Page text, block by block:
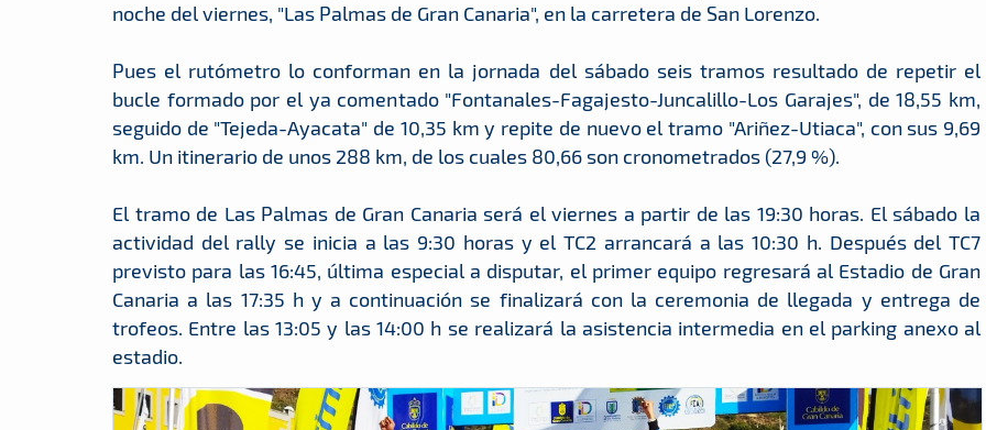
noche del viernes, "Las Palmas de Gran Canaria", en la carretera de San Lorenzo.
Pues el rutómetro lo conforman en la jornada del sábado seis tramos resultado de repetir el
bucle formado por el ya comentado "Fontanales-Fagajesto-Juncalillo-Los Garajes", de 18,55 km,
seguido de "Tejeda-Ayacata" de 10,35 km y repite de nuevo el tramo "Ariñez-Utiaca", con sus 9,69
km. Un itinerario de unos 288 km, de los cuales 80,66 son cronometrados (27,9 %).
El tramo de Las Palmas de Gran Canaria será el viernes a partir de las 19:30 horas. El sábado la
actividad del rally se inicia a las 9:30 horas y el TC2 arrancará a las 10:30 h. Después del TC7
previsto para las 16:45, última especial a disputar, el primer equipo regresará al Estadio de Gran
Canaria a las 17:35 h y a continuación se finalizará con la ceremonia de llegada y entrega de
trofeos. Entre las 13:05 y las 14:00 h se realizará la asistencia intermedia en el parking anexo al
estadio.